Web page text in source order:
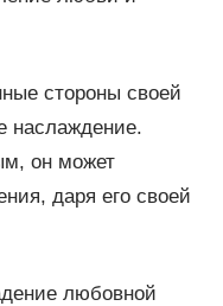
стороны своей
наслаждение.
он может
даря его своей
любовной